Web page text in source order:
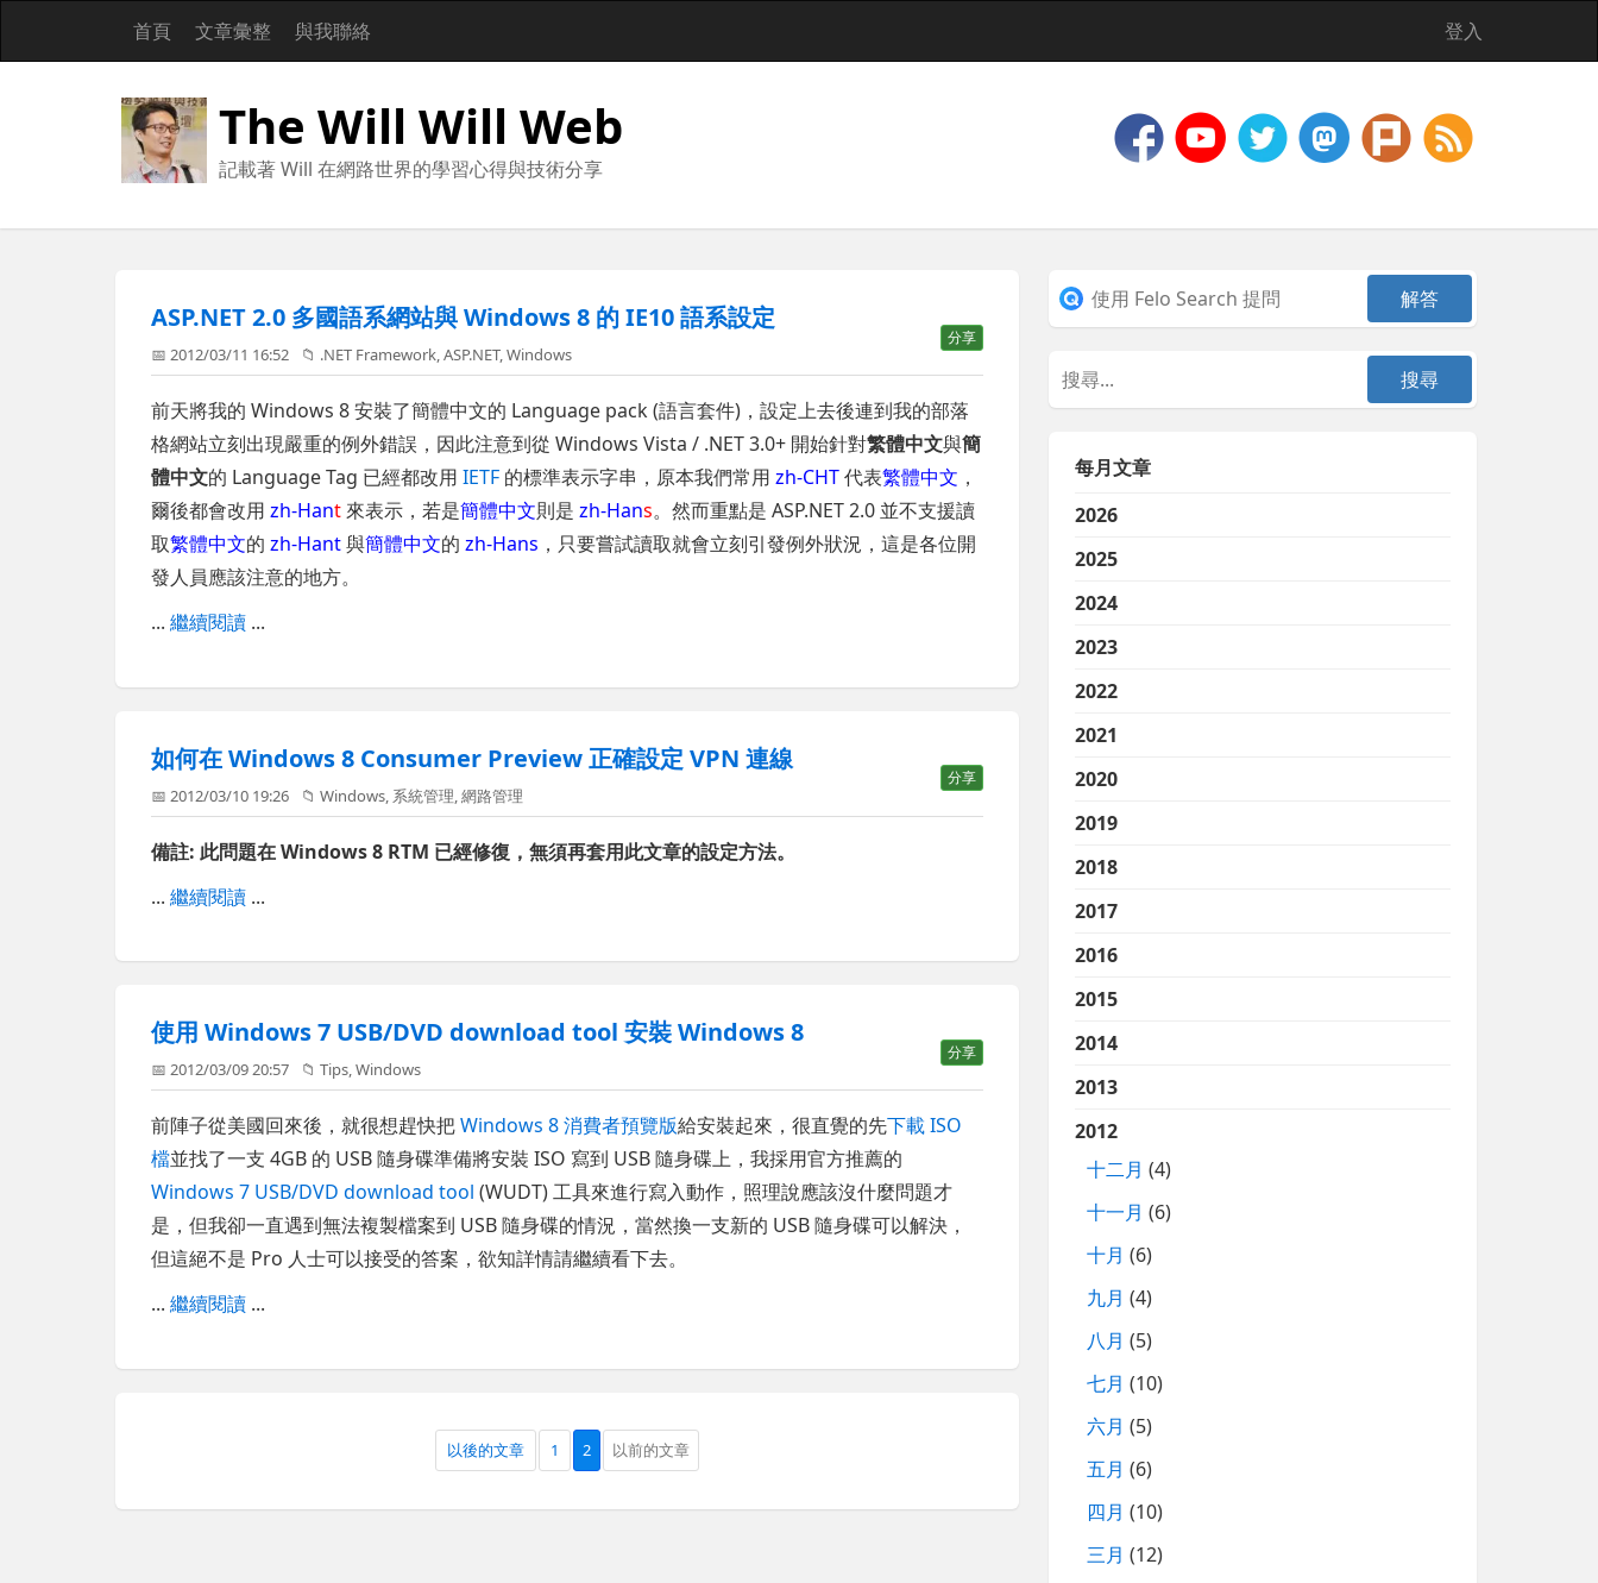
首頁 文章彙整 與我聯絡 登入
The Will Will Web
記載著 Will 在網路世界的學習心得與技術分享
ASP.NET 2.0 多國語系網站與 Windows 8 的 IE10 語系設定
分享
📅 2012/03/11 16:52 📁 .NET Framework,ASP.NET,Windows
前天將我的 Windows 8 安裝了簡體中文的 Language pack (語言套件)，設定上去後連到我的部落
格網站立刻出現嚴重的例外錯誤，因此注意到從 Windows Vista / .NET 3.0+ 開始針對繁體中文與簡
體中文的 Language Tag 已經都改用IETF 的標準表示字串，原本我們常用zh-CHT代表繁體中文 ，
爾後都會改用zh-Hant 來表示，若是簡體中文則是zh-Hans。然而重點是 ASP.NET 2.0 並不支援讀
取繁體中文的zh-Hant與簡體中文的zh-Hans ，只要嘗試讀取就會立刻引發例外狀況，這是各位開
發人員應該注意的地方。
...繼續閱讀 ...
如何在 Windows 8 Consumer Preview 正確設定 VPN 連線
分享
📅 2012/03/10 19:26 📁Windows, 系統管理,網路管理
備註: 此問題在 Windows 8 RTM 已經修復，無須再套用此文章的設定方法。
...繼續閱讀 ...
使用 Windows 7 USB/DVD download tool 安裝 Windows 8
分享
📅 2012/03/09 20:57 📁Tips,Windows
前陣子從美國回來後，就很想趕快把Windows 8 消費者預覽版給安裝起來，很直覺的先下載 ISO
檔並找了一支 4GB 的 USB 隨身碟準備將安裝 ISO 寫到 USB 隨身碟上，我採用官方推薦的
Windows 7 USB/DVD download tool (WUDT) 工具來進行寫入動作，照理說應該沒什麼問題才
是，但我卻一直遇到無法複製檔案到 USB 隨身碟的情況，當然換一支新的 USB 隨身碟可以解決，
但這絕不是 Pro 人士可以接受的答案，欲知詳情請繼續看下去。
...繼續閱讀 ...
以後的文章 1 2 以前的文章
每月文章
2026
2025
2024
2023
2022
2021
2020
2019
2018
2017
2016
2015
2014
2013
2012
十二月 (4)
十一月 (6)
十月 (6)
九月 (4)
八月 (5)
七月 (10)
六月 (5)
五月 (6)
四月 (10)
三月 (12)